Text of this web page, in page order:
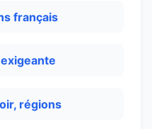
français
régions